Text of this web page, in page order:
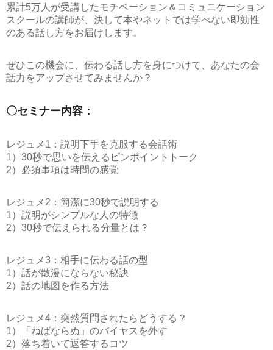
累計5万人が受講したモチベーション＆コミュニケーション
スクールの講師が、決して本やネットでは学べない即効性
のある話し方をお届けします。
ぜひこの機会に、伝わる話し方を身につけて、あなたの会
話力をアップさせてみませんか？
〇セミナー内容：
レジュメ1：説明下手を克服する会話術
1）30秒で思いを伝えるピンポイントトーク
2）必須事項は時間の感覚
レジュメ2：簡潔に30秒で説明する
1）説明がシンプルな人の特徴
2）30秒で伝えられる分量とは？
レジュメ3：相手に伝わる話の型
1）話が散漫にならない秘訣
2）話の地図を作る方法
レジュメ4：突然質問されたらどうする？
1）「ねばならぬ」のバイヤスを外す
2）落ち着いて返答するコツ